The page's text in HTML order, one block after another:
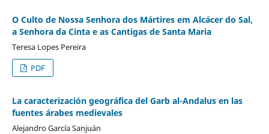
O Culto de Nossa Senhora dos Mártires em Alcácer do Sal,
a Senhora da Cinta e as Cantigas de Santa Maria
Teresa Lopes Pereira
PDF
La caracterización geográfica del Garb al-Andalus en las
fuentes árabes medievales
Alejandro García Sanjuán